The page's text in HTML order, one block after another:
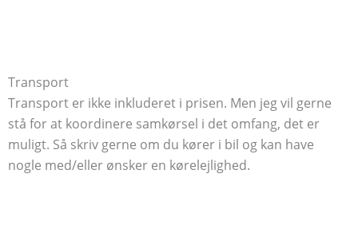
Transport
Transport er ikke inkluderet i prisen. Men jeg vil gerne
stå for at koordinere samkørsel i det omfang, det er
muligt. Så skriv gerne om du kører i bil og kan have
nogle med/eller ønsker en kørelejlighed.